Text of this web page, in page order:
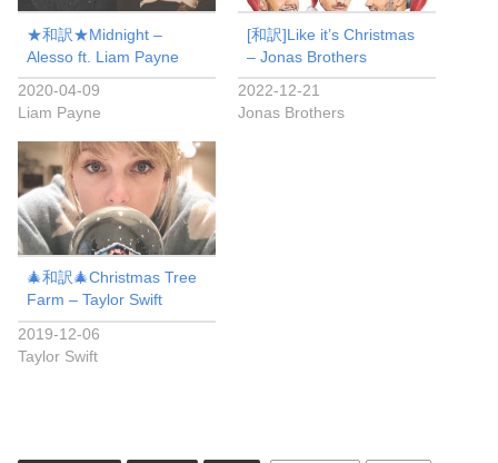
★和訳★Midnight –
Alesso ft. Liam Payne
2020-04-09
Liam Payne
[和訳]Like it’s Christmas
– Jonas Brothers
2022-12-21
Jonas Brothers
🎄和訳🎄Christmas Tree
Farm – Taylor Swift
2019-12-06
Taylor Swift